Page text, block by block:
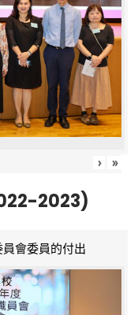
› »
2023)
會委員的付出